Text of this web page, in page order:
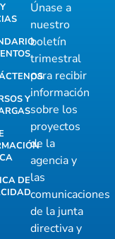
Y
DE
Únase a
nuestro
boletín
trimestral
para recibir
información
sobre los
proyectos
de la
agencia y
las
comunicaciones
de la junta
directiva y